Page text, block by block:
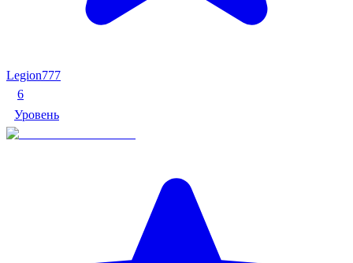
Legion777
6
Уровень